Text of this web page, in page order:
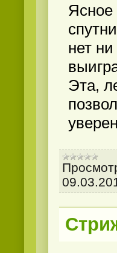
нет
Эта,